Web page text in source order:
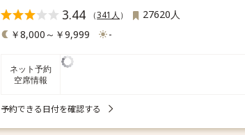
3.44 （341人 ）
27620人
￥8,000～￥9,999
-
ネット予約
空席情報
予約できる日付を確認する